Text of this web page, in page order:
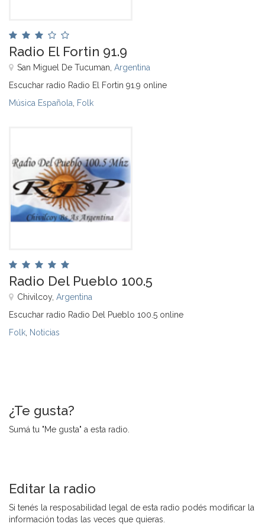
Radio El Fortin 91.9
San Miguel De Tucuman, Argentina
Escuchar radio Radio El Fortin 91.9 online
Música Española Folk
Radio Del Pueblo 100.5
Chivilcoy, Argentina
Escuchar radio Radio Del Pueblo 100.5 online
Folk Noticias
¿Te gusta?
Sumá tu "Me gusta" a esta radio.
Editar la radio
Si tenés la resposabilidad legal de esta radio podés modificar la
información todas las veces que quieras.